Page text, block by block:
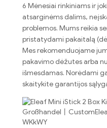
6 Mėnesiai rinkiniams ir
atsarginėms dalims,
problemos. Mums reikia
pristatydami pakaitalą
Mes rekomenduojame
pakavimo dėžutes arba
išmesdamas. Norėdami
skaitykite garantijos